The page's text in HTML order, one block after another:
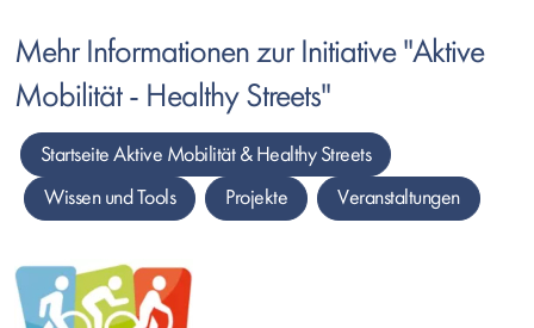
Mehr Informationen zur Initiative "Aktive
Mobilität - Healthy Streets"
Startseite Aktive Mobilität & Healthy Streets
Wissen und Tools
Projekte Veranstaltungen
Bild